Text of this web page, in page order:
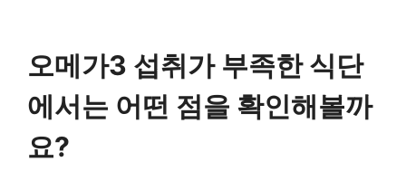
오메가3 섭취가 부족한 식단
에서는 어떤 점을 확인해볼까
요?